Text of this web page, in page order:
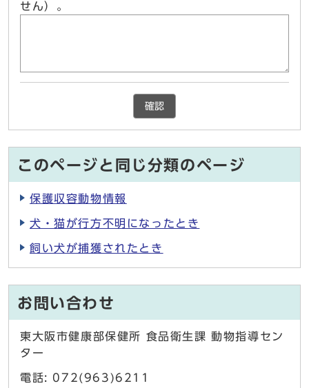
せん）。
確認
このページと同じ分類のページ
保護収容動物情報
犬・猫が行方不明になったとき
飼い犬が捕獲されたとき
お問い合わせ
東大阪市健康部保健所 食品衛生課 動物指導セン
ター
電話: 072(963)6211